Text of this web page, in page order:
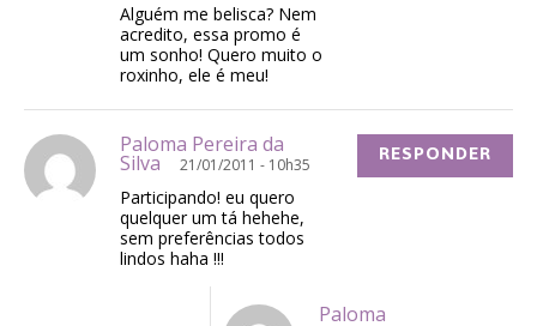
Alguém me belisca? Nem
acredito, essa promo é
um sonho! Quero muito o
roxinho, ele é meu!
Paloma Pereira da
Silva 21/01/2011 - 10h35
Participando! eu quero
quelquer um tá hehehe,
sem preferências todos
lindos haha !!!
RESPONDER
Paloma